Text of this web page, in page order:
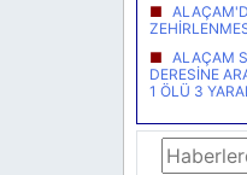
ALAÇAM
DERESİNE
1 ÖLÜ 3